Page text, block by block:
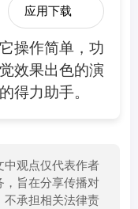
应用下载
操作简单，功
效果出色的演
得力助手。
中观点仅代表作者
，旨在分享传播对
不承担相关法律责